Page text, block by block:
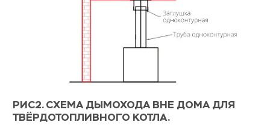
РИС2. СХЕМА ДЫМОХОДА ВНЕ ДОМА ДЛЯ
ТВЁРДОТОПЛИВНОГО КОТЛА.